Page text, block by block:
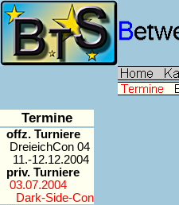
Termine
offz. Turniere
DreieichCon 04
11.-12.12.2004
priv. Turniere
03.07.2004
Dark-Side-Con